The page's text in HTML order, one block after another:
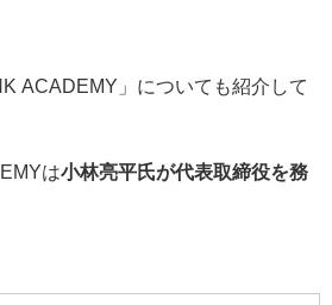
ACADEMY」についても紹介して
は小林亮平氏が代表取締役を務